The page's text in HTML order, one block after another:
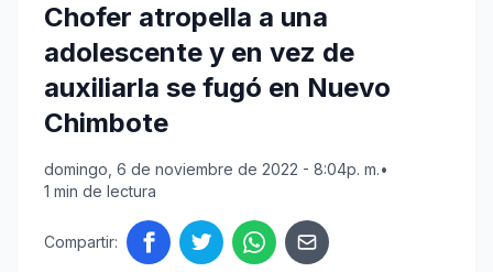
Chofer atropella a una
adolescente y en vez de
auxiliarla se fugó en Nuevo
Chimbote
domingo, 6 de noviembre de 2022 - 8:04p. m.•
1 min de lectura
Compartir: